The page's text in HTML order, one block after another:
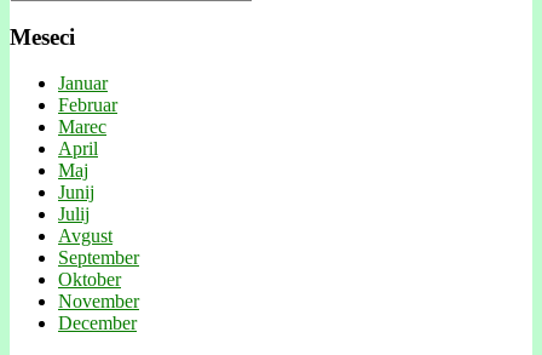
Meseci
Januar
Februar
Marec
April
Maj
Junij
Julij
Avgust
September
Oktober
November
December